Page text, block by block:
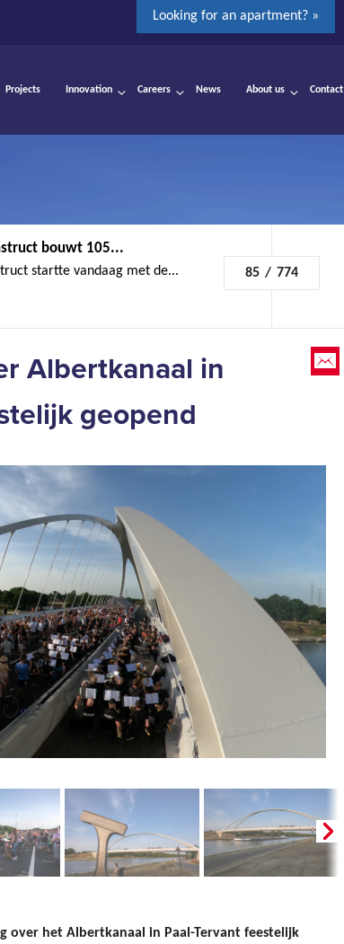
Looking for an apartment? »
Projects Innovation Careers News About us Contact
bouwt 105...
startte vandaag met de... 85 / 774
Albertkanaal in
geopend
over het Albertkanaal in Paal-Tervant feestelijk